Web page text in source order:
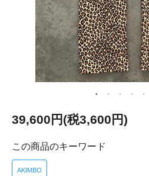
39,600円(税3,600円)
この商品のキーワード
AKIMBO